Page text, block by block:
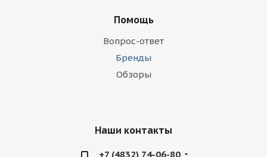
Помощь
Вопрос-ответ
Бренды
Обзоры
Наши контакты
+7 (4832) 74-06-80